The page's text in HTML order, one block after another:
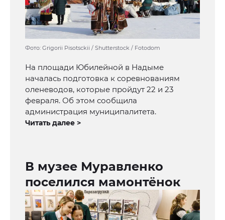
Фото: Grigorii Pisotsckii / Shutterstock / Fotodom
На площади Юбилейной в Надыме
началась подготовка к соревнованиям
оленеводов, которые пройдут 22 и 23
февраля. Об этом сообщила
администрация муниципалитета.
Читать далее >
В музее Муравленко
поселился мамонтёнок